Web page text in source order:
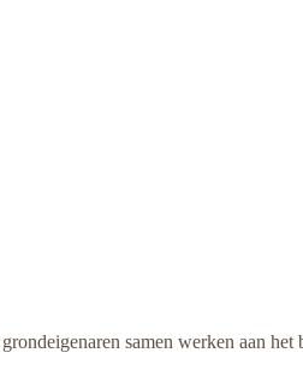
samen werken aan